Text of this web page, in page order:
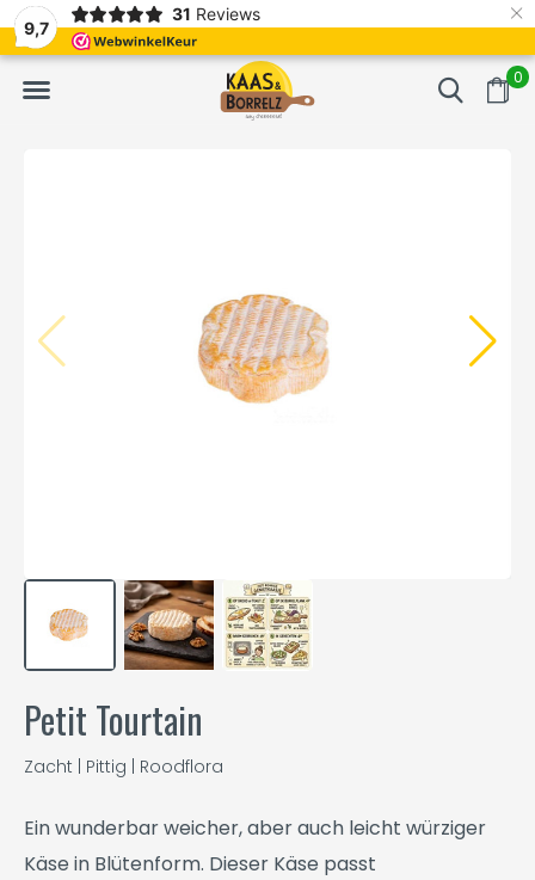
9,7
31 Reviews ×
0
Meistens Lieferung innerhalb von 3 Tagen Gratis bezorgd
Petit Tourtain
Zacht | Pittig | Roodflora
Ein wunderbar weicher, aber auch leicht würziger
Käse in Blütenform. Dieser Käse passt